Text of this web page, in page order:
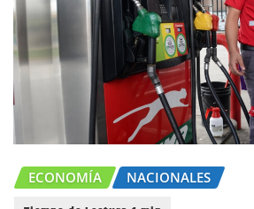
ECONOMÍA NACIONALES